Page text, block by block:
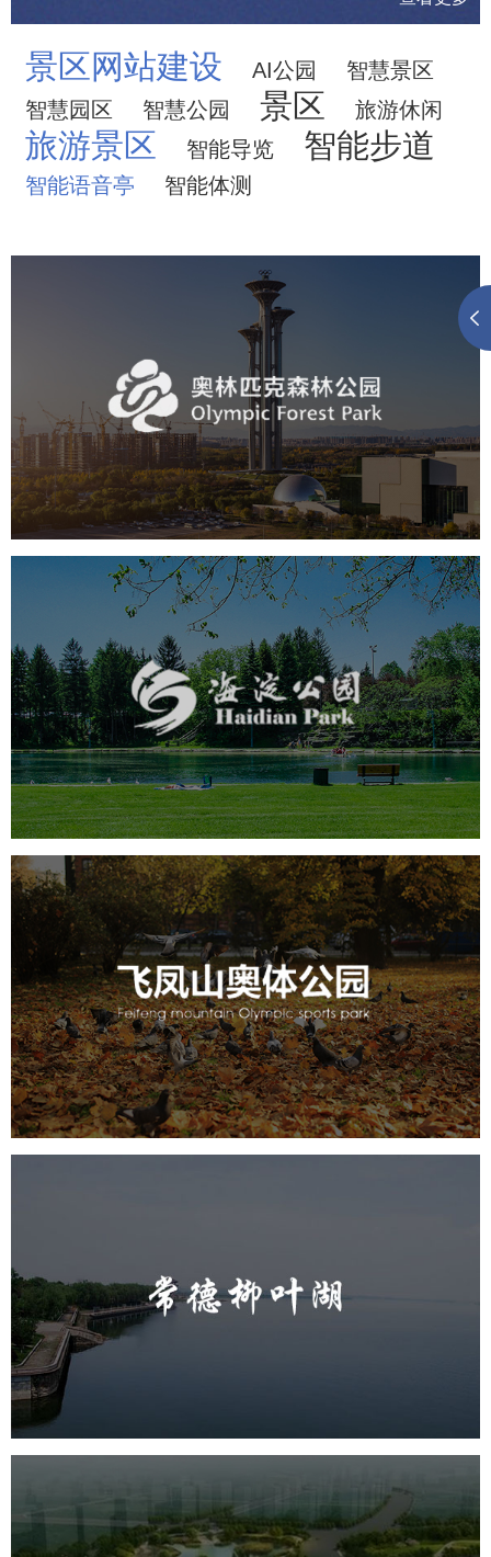
景区网站建设 AI公园
智慧景区
智慧园区
智慧公园 景区 旅游休闲
旅游景区 智能导览 智能步道
智能语音亭 智能体测
奥体森林公园
旅游休闲 公园 AI人工智能
智慧公园
智慧体育公园
智能步道 智能大数据平台
海淀公园
旅游休闲 公园 AI人工智能 智慧公园
智能步道
智能大数据平台
AR太极 智能语音亭
飞凤山奥体公园
旅游休闲 公园 AI人工智能
智慧公园
智慧体育公园
智能步道 智能大数据平台
AR太极
智能体测
旅游休闲
城东区三河六岸党建绿道